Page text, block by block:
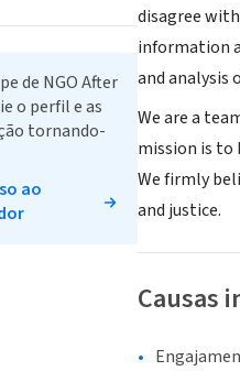
disagree
information
and analysis
We are a
mission is to
We firmly
and justice.
Causas
de NGO After
o perfil e as
tornando-
ao